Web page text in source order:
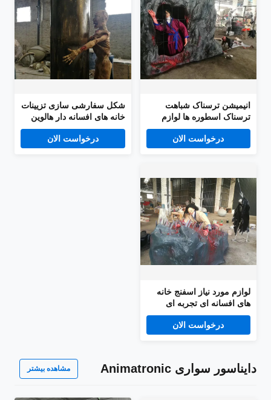
انیمیشن ترسناک شباهت
ترسناک اسطوره ها لوازم
زامبی مدل هالووین سفارشی
درخواست الان
شکل سفارشی سازی تزیینات
خانه های افسانه دار هالوین
درخواست الان
لوازم مورد نیاز اسفنج خانه
های افسانه ای تجربه ای
فراموش نشدنی ایجاد می
درخواست الان
دایناسور سواری Animatronic مشاهده بیشتر